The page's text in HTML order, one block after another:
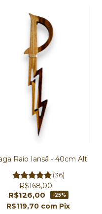
Raio Iansã - 40cm Alt
(36)
R$168,00
R$126,00 -25%
R$119,70 com Pix